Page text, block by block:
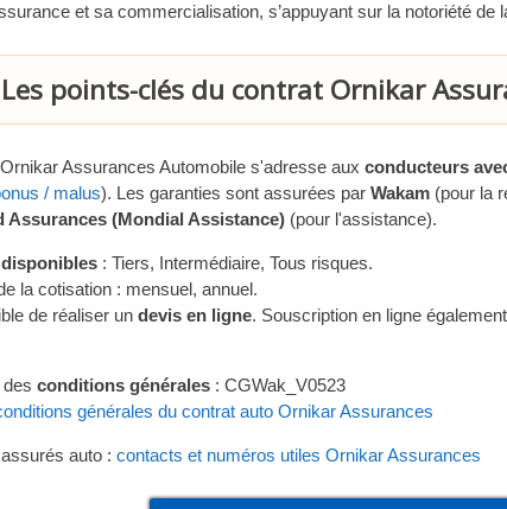
et sa commercialisation, s’appuyant sur la notoriété
Les points-clés du contrat Ornikar
Assurances Automobile s'adresse aux conducteurs
/ malus). Les garanties sont assurées par Wakam (pour la
Assurances (Mondial Assistance) (pour l'assistance).
: Tiers, Intermédiaire, Tous risques.
la cotisation : mensuel, annuel.
de réaliser un devis en ligne. Souscription en ligne
conditions générales : CGWak_V0523
générales du contrat auto Ornikar Assurances
auto : contacts et numéros utiles Ornikar Assurances